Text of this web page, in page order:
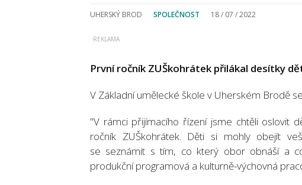
UHERSKÝ BROD SPOLEČNOST 18 / 07 / 2022
První ročník ZUŠkohrátek přilákal desítky
V Základní umělecké škole v Uherském Brodě
"V rámci přijímacího řízení jsme chtěli oslovit
ročník ZUŠkohrátek. Děti si mohly obejít
se seznámit s tím, co který obor obnáší a
produkční programová a kulturně-výchovná